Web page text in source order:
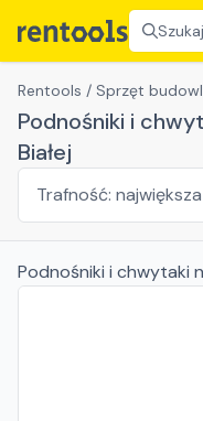
Rentools / Sprzęt
Podnośniki i
Białej
Podnośniki i chwytaki